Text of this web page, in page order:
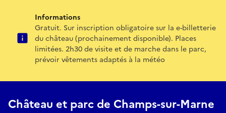
Informations
Gratuit. Sur inscription obligatoire sur la e-billetterie
du château (prochainement disponible). Places
limitées. 2h30 de visite et de marche dans le parc,
prévoir vêtements adaptés à la météo
Château et parc de Champs-sur-Marne